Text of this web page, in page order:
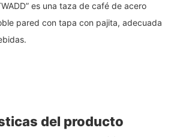
es una taza de café de acero
pared con tapa con pajita, adecuada
del producto